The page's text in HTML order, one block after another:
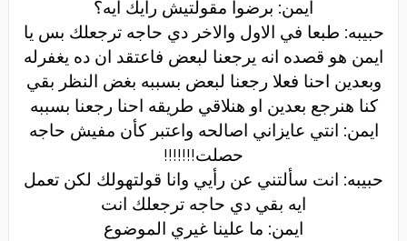
ايمن: برضوا مقولتيش رايك ايه؟
حبيبه: طبعا في الاول والاخر دي حاجه ترجعلك بس يا
ايمن هو قصده انه يرجعنا لبعض فاعتقد ان ده يغفرله
وبعدين احنا فعلا رجعنا لبعض بسببه بغض النظر بقي
كنا هنرجع بعدين او هنلاقي طريقه احنا رجعنا بسببه
ايمن: انتي عايزاني اصالحه واعتبر كأن مفيش حاجه
حصلت!!!!!!!
حبيبه: انت سألتني عن رأيي وانا قولتهولك لكن تعمل
ايه بقي دي حاجه ترجعلك انت
ايمن: ما علينا غيري الموضوع